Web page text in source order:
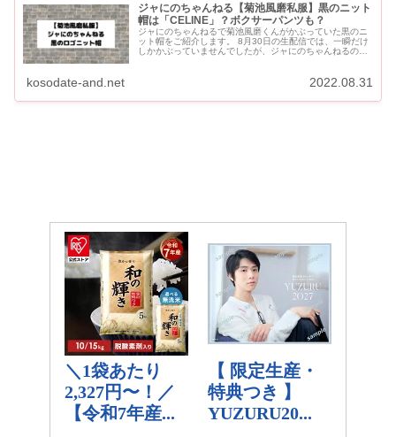
ジャにのちゃんねる【菊池風磨私服】黒のニット
帽は「CELINE」？ボクサーパンツも？
ジャにのちゃんねるで菊池風磨くんがかぶっていた黒のニ
ット帽をご紹介します。 8月30日の生配信では、一瞬だけ
しかかぶっていませんでしたが、ジャにのちゃんねるの夏
kosodate-and.net 2022.08.31